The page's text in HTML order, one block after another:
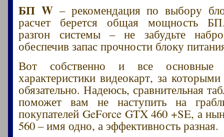
БП W – рекомендация по выбору
расчет берется общая мощность
разгон системы – не забудьте
обеспечив запас прочности блоку
Вот собственно и все основные
характеристики видеокарт, за
обязательно. Надеюсь, сравнительная
поможет вам не наступить на
покупателей GeForce GTX 460 +SE, а
560 – имя одно, а эффективность разная.